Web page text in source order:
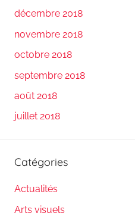
décembre 2018
novembre 2018
octobre 2018
septembre 2018
août 2018
juillet 2018
Catégories
Actualités
Arts visuels